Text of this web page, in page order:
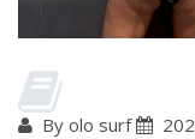
By olo surf